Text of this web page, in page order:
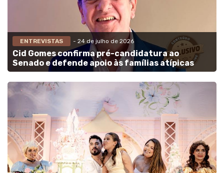
ENTREVISTAS - 24 de julho de 2026
Cid Gomes confirma pré-candidatura ao
Senado e defende apoio às famílias atípicas